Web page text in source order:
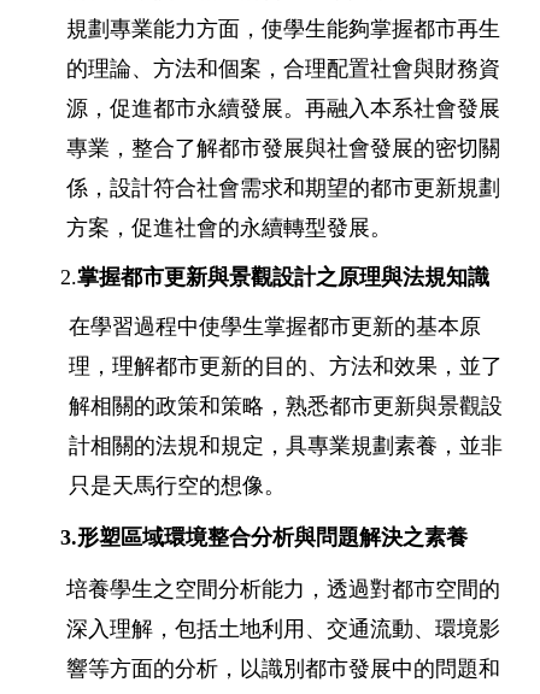
規劃專業能力方面，使學生能夠掌握都市再生
的理論、方法和個案，合理配置社會與財務資
源，促進都市永續發展。再融入本系社會發展
專業，整合了解都市發展與社會發展的密切關
係，設計符合社會需求和期望的都市更新規劃
方案，促進社會的永續轉型發展。
2.掌握都市更新與景觀設計之原理與法規知識
在學習過程中使學生掌握都市更新的基本原
理，理解都市更新的目的、方法和效果，並了
解相關的政策和策略，熟悉都市更新與景觀設
計相關的法規和規定，具專業規劃素養，並非
只是天馬行空的想像。
3.形塑區域環境整合分析與問題解決之素養
培養學生之空間分析能力，透過對都市空間的
深入理解，包括土地利用、交通流動、環境影
響等方面的分析，以識別都市發展中的問題和